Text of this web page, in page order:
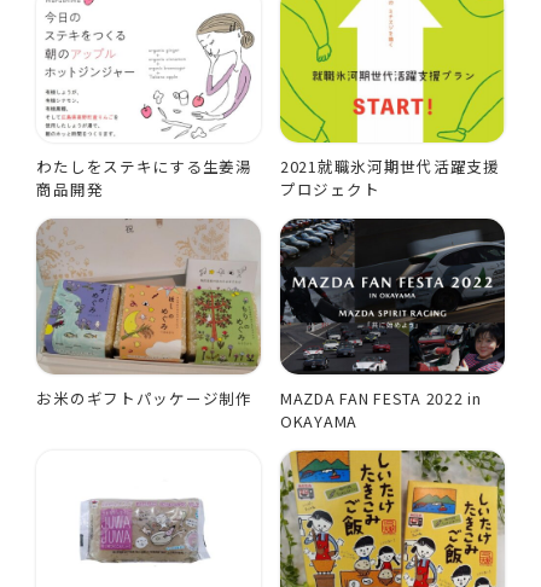
わたしをステキにする生姜湯
商品開発
2021就職氷河期世代活躍支援
プロジェクト
お米のギフトパッケージ制作
MAZDA FAN FESTA 2022 in
OKAYAMA